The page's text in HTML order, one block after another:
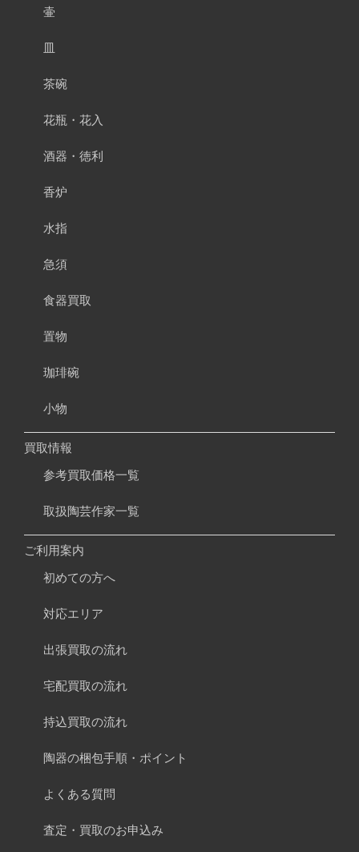
壷
皿
茶碗
花瓶・花入
酒器・徳利
香炉
水指
急須
食器買取
置物
珈琲碗
小物
買取情報
参考買取価格一覧
取扱陶芸作家一覧
ご利用案内
初めての方へ
対応エリア
出張買取の流れ
宅配買取の流れ
持込買取の流れ
陶器の梱包手順・ポイント
よくある質問
査定・買取のお申込み